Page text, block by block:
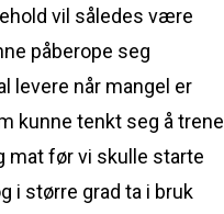
vil således være
påberope seg
levere når mangel er
kunne tenkt seg å trene
mat før vi skulle starte
i større grad ta i bruk